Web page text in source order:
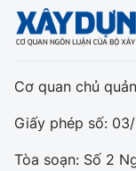
Cơ quan chủ
Giấy phép số:
Tòa soạn: Số 2